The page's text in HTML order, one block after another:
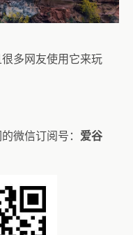
多网友使用它来玩
微信订阅号： 爱谷